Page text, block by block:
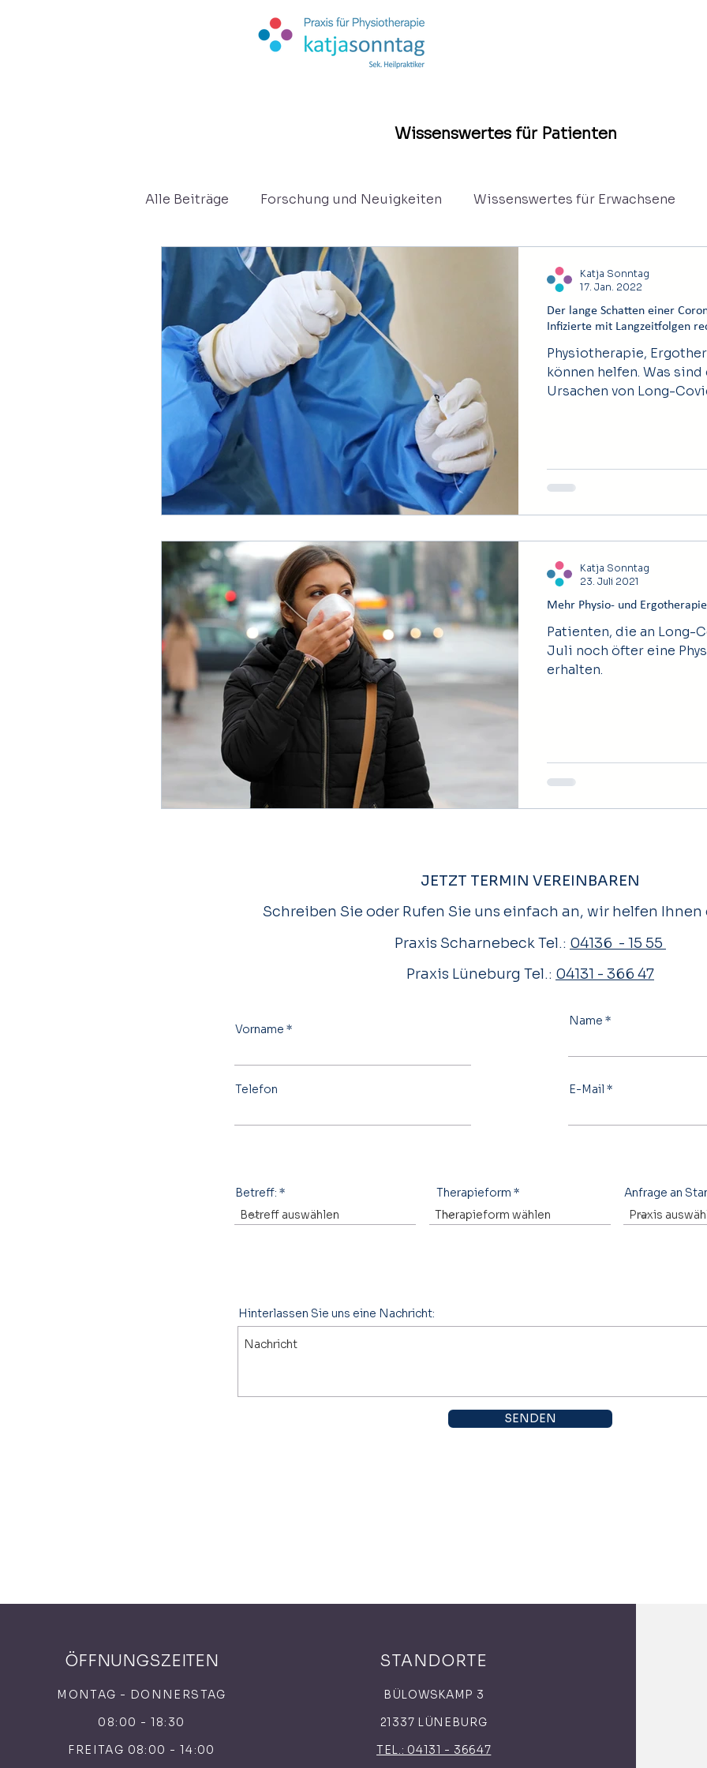
Wissenswertes für Patienten
Alle Beiträge Forschung und Neuigkeiten Wissenswertes für Erwachsene
Kurzberichte Osteopathie
Der lange Schatten einer
Infizierte mit Langzeitfolgen
Physiotherapie,
können helfen. Was
Ursachen von Long-Covid? Eine Corona-
oder Monate andauern.
es dann allerdings kaum
sich auch Gewebe
Katja Sonntag
17. Jan. 2022
Mehr Physio- und
Patienten, die an Long-
Juli noch öfter eine
erhalten.
Katja Sonntag
23. Juli 2021
JETZT TERMIN VEREINBAREN
Schreiben Sie oder Rufen Sie uns einfach an, wir helfen Ihnen
Praxis Scharnebeck Tel.: 04136 - 15 55
Praxis Lüneburg Tel.: 04131 - 366 47
Vorname
Telefon
Name
E-Mail
Betreff: Therapieform Anfrage an
Hinterlassen Sie uns eine Nachricht:
SENDEN
ÖFFNUNGSZEITEN
MONTAG - DONNERSTAG
08:00 - 18:30
FREITAG 08:00 - 14:00
STANDORTE
BÜLOWSKAMP 3
21337 LÜNEBURG
TEL.: 04131 - 36647